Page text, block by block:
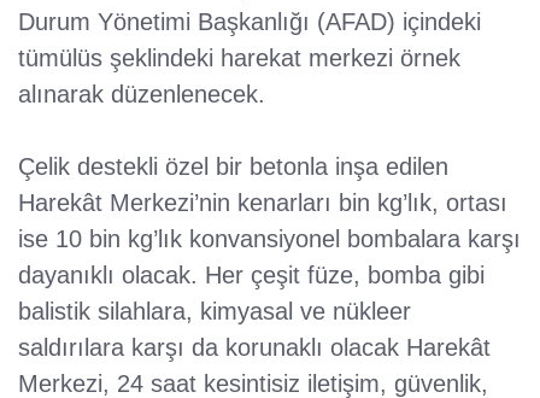
Durum Yönetimi Başkanlığı (AFAD) içindeki
tümülüs şeklindeki harekat merkezi örnek
alınarak düzenlenecek.
Çelik destekli özel bir betonla inşa edilen
Harekât Merkezi’nin kenarları bin kg’lık, ortası
ise 10 bin kg’lık konvansiyonel bombalara karşı
dayanıklı olacak. Her çeşit füze, bomba gibi
balistik silahlara, kimyasal ve nükleer
saldırılara karşı da korunaklı olacak Harekât
Merkezi, 24 saat kesintisiz iletişim, güvenlik,